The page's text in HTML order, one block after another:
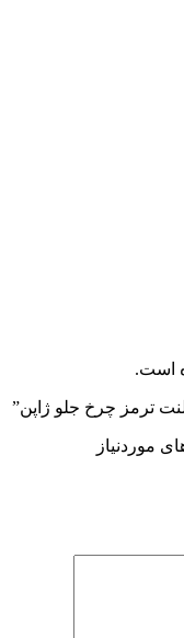
است.
ترمز چرخ جلو ژاپن”
موردنیاز